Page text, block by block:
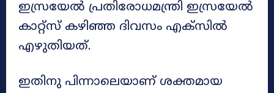
ഇസ്രയേൽ പ്രതിരോധമന്ത്രി ഇസ്രയേൽ
കാറ്റ്‌സ് കഴിഞ്ഞ ദിവസം എക്‌സിൽ
എഴുതിയത്.
ഇതിനു പിന്നാലെയാണ് ശക്തമായ